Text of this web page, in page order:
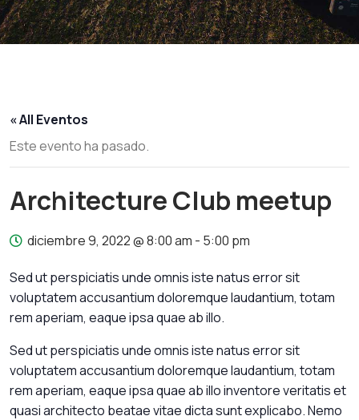
« All Eventos
Este evento ha pasado.
Architecture Club meetup
diciembre 9, 2022 @ 8:00 am - 5:00 pm
Sed ut perspiciatis unde omnis iste natus error sit
voluptatem accusantium doloremque laudantium, totam
rem aperiam, eaque ipsa quae ab illo.
Sed ut perspiciatis unde omnis iste natus error sit
voluptatem accusantium doloremque laudantium, totam
rem aperiam, eaque ipsa quae ab illo inventore veritatis et
quasi architecto beatae vitae dicta sunt explicabo. Nemo